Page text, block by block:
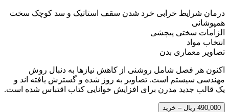
درمان شرایط خرابی خرد شدن سقف استاتیک و سد کوچک سخت
همپوشانی
الزامات سختی پیچشی
انتخاب مواد
تصاویر معماری بدن
اکنون هر فصل شامل روشنی از کاهش نیازها به دنبال روش
مهندسی سیستم است. تصاویر به روز شده و گسترش یافته اند و
یک قالب جدید مدرن برای افزایش خوانایی کتاب اقتباس شده است.
490,000 ریال – خرید